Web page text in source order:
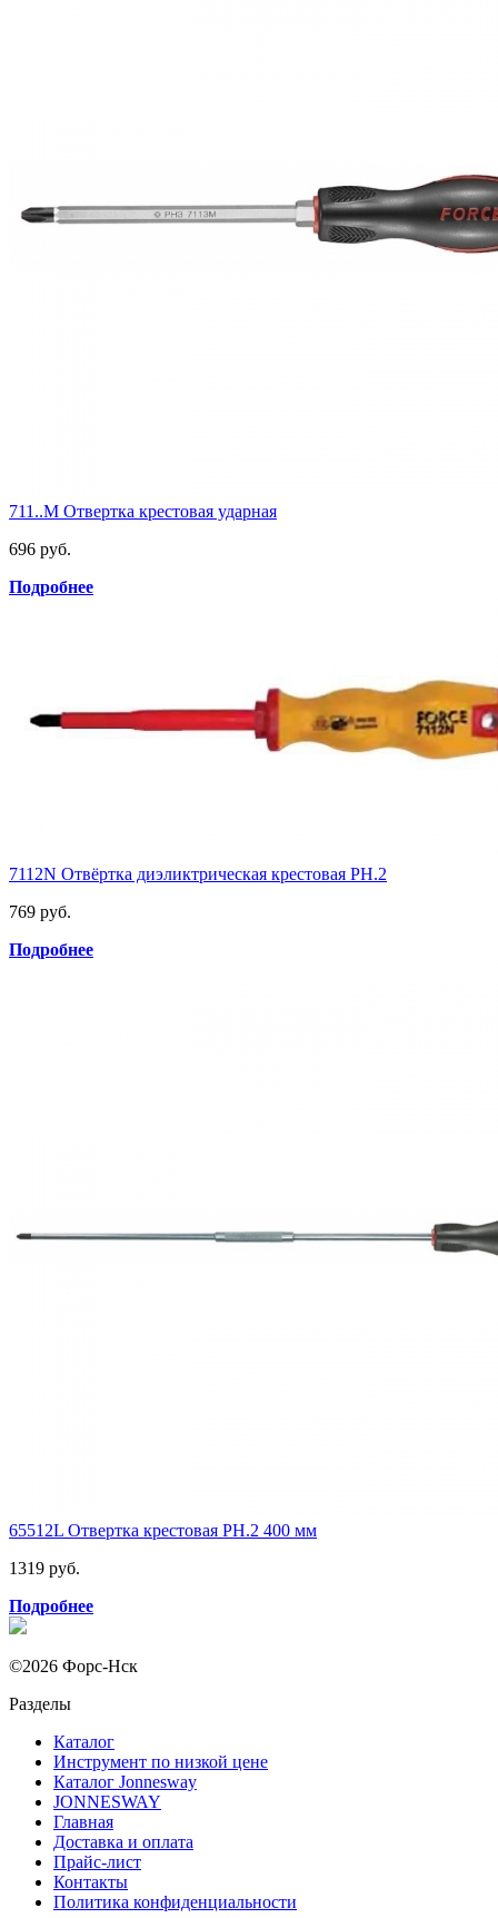
711..M Отвертка крестовая ударная
696 руб.
Подробнее
7112N Отвёртка диэликтрическая крестовая PH.2
769 руб.
Подробнее
65512L Отвертка крестовая РН.2 400 мм
1319 руб.
Подробнее
©2026 Форс-Нск
Разделы
Каталог
Инструмент по низкой цене
Каталог Jonnesway
JONNESWAY
Главная
Доставка и оплата
Прайс-лист
Контакты
Политика конфиденциальности